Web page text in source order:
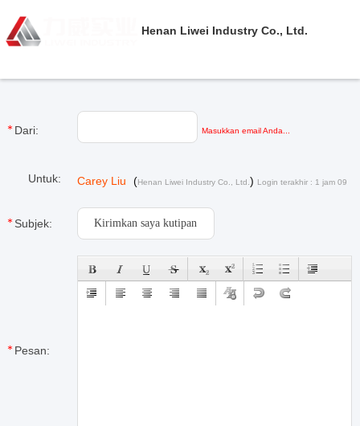
Henan Liwei Industry Co., Ltd.
Dari: Masukkan email Anda...
Untuk: Carey Liu (Henan Liwei Industry Co., Ltd. ) Login terakhir : 1 jam 09
minuts lalu
Subjek:
Pesan: